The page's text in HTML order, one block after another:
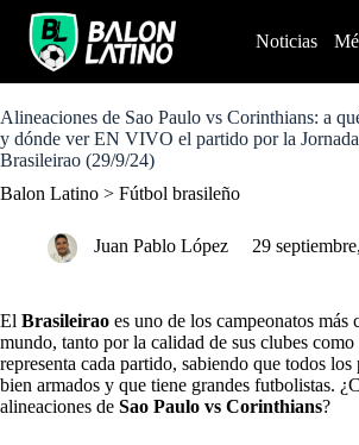
o
c
o
t
Noticias
Alineaciones de Sao Paulo vs Corinthians: a
y dónde ver EN VIVO el partido por la
Brasileirao (29/9/24)
Balon Latino > Fútbol brasileño
Juan Pablo López 29
El Brasileirao es uno de los campeonatos más
mundo, tanto por la calidad de sus clubes
representa cada partido, sabiendo que todos los
bien armados y que tiene grandes futbolistas.
alineaciones de Sao Paulo vs Corinthians?